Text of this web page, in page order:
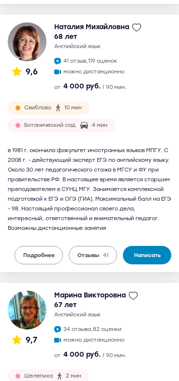
9,6
Наталия Михайловна
68 лет
английский язык
41 отзыв,119 оценок
можно дистанционно
от 4 000 руб. / 90 мин.
Свиблово 10 мин
Ботанический сад 4 мин
в 1981 г. окончила факультет иностранных языков МПГУ. С
2008 г. - действующий эксперт ЕГЭ по английскому языку.
Около 30 лет педагогического стажа в МГСУ и ФУ при
правительстве РФ. В настоящее время является старшим
преподавателем в СУНЦ МГУ. Занимается комплексной
подготовкой к ЕГЭ и ОГЭ (ГИА). Максимальный балл на ЕГЭ
- 98. Настоящий профессионал своего дела,
интересный, ответственный и внимательный педагог.
Возможны дистанционные занятия
Подробнее Отзывы 41 Написать
9,7
Марина Викторовна
67 лет
английский язык
34 отзыва,82 оценки
можно дистанционно
от 4 000 руб. / 90 мин.
Шелепиха 2 мин